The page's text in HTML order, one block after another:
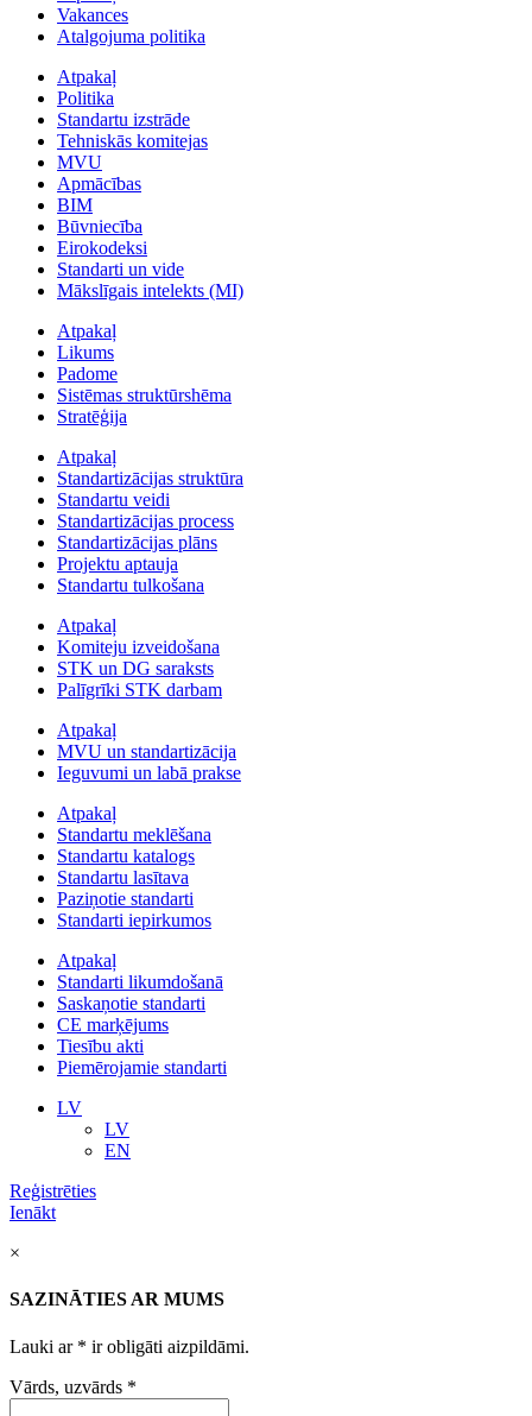
Vakances
Atalgojuma politika
Atpakaļ
Politika
Standartu izstrāde
Tehniskās komitejas
MVU
Apmācības
BIM
Būvniecība
Eirokodeksi
Standarti un vide
Mākslīgais intelekts (MI)
Atpakaļ
Likums
Padome
Sistēmas struktūrshēma
Stratēģija
Atpakaļ
Standartizācijas struktūra
Standartu veidi
Standartizācijas process
Standartizācijas plāns
Projektu aptauja
Standartu tulkošana
Atpakaļ
Komiteju izveidošana
STK un DG saraksts
Palīgrīki STK darbam
Atpakaļ
MVU un standartizācija
Ieguvumi un labā prakse
Atpakaļ
Standartu meklēšana
Standartu katalogs
Standartu lasītava
Paziņotie standarti
Standarti iepirkumos
Atpakaļ
Standarti likumdošanā
Saskaņotie standarti
CE marķējums
Tiesību akti
Piemērojamie standarti
LV
LV
EN
Reģistrēties
Ienākt
×
SAZINĀTIES AR MUMS
Lauki ar * ir obligāti aizpildāmi.
Vārds, uzvārds *